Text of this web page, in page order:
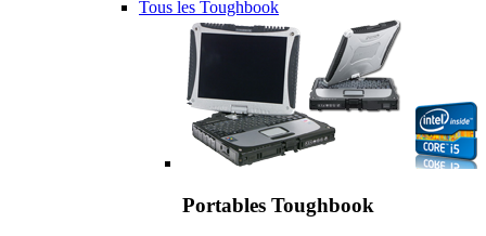
Tous les Toughbook
Portables Toughbook